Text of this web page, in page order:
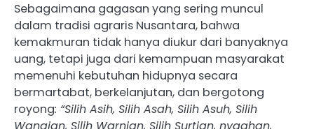
Sebagaimana gagasan yang sering muncul
dalam tradisi agraris Nusantara, bahwa
kemakmuran tidak hanya diukur dari banyaknya
uang, tetapi juga dari kemampuan masyarakat
memenuhi kebutuhan hidupnya secara
bermartabat, berkelanjutan, dan bergotong
royong: “Silih Asih, Silih Asah, Silih Asuh, Silih